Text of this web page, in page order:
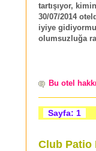
tartışıyor,
30/07/2014
iyiye
olumsuzluğa
Bu otel
Sayfa: 1
Club Patio